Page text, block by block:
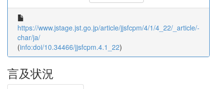
https://www.jstage.jst.go.jp/article/jjsfcpm/4/1/4_22/_article/-
char/ja/
(info:doi/10.34466/jjsfcpm.4.1_22)
言及状況